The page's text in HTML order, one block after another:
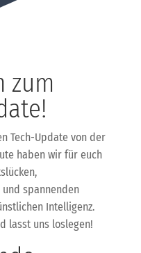
zum
Tech-Update von der
haben wir für euch
spannenden
Intelligenz.
lasst uns loslegen!